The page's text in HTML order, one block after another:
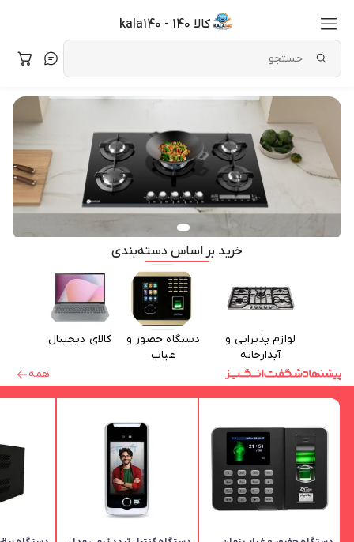
کالا 140 - kala140
خرید بر اساس دسته‌بندی
لوازم پذیرایی و
آبدارخانه
دستگاه حضور و
غیاب
کالای دیجیتال
همه